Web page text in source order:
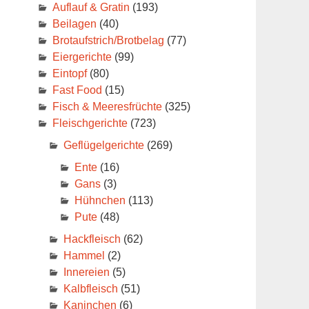
Auflauf & Gratin (193)
Beilagen (40)
Brotaufstrich/Brotbelag (77)
Eiergerichte(99)
Eintopf(80)
Fast Food (15)
Fisch & Meeresfrüchte(325)
Fleischgerichte(723)
Geflügelgerichte(269)
Ente(16)
Gans(3)
Hühnchen (113)
Pute(48)
Hackfleisch (62)
Hammel (2)
Innereien (5)
Kalbfleisch (51)
Kaninchen (6)